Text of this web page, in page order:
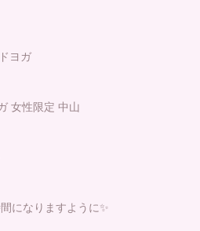
ヨガ
女性限定 中山
になりますように✨